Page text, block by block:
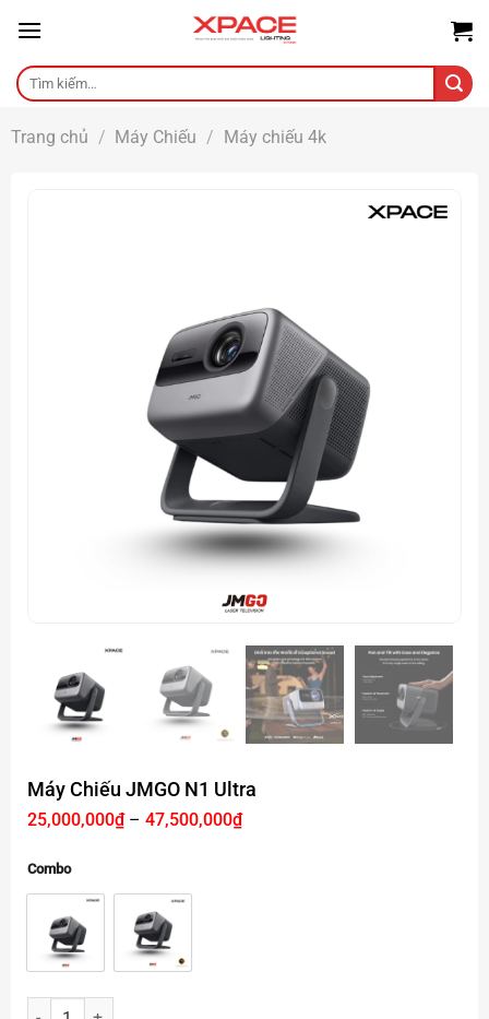
content
Tìm
kiếm:
Trang chủ / Máy Chiếu / Máy chiếu 4k
Máy Chiếu JMGO N1 Ultra
25,000,000₫ – 47,500,000₫Khoảng
giá:
Combo
Máy Chiếu JMGO N1 Ultra số lượng